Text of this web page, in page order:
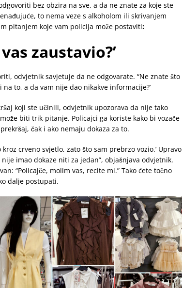
bez obzira na sve, a da ne znate za koje ste
to nema veze s alkoholom ili skrivanjem
pitanjem koje vam policija može postaviti:
zaustavio?’
odvjetnik savjetuje da ne odgovarate. “Ne znate što
to, a da vam nije dao nikakve informacije?’
koji ste učinili, odvjetnik upozorava da nije tako
biti trik-pitanje. Policajci ga koriste kako bi vozače
čak i ako nemaju dokaza za to.
crveno svjetlo, zato što sam prebrzo vozio.’ Upravo
imao dokaze niti za jedan”, objašnjava odvjetnik.
“Policajče, molim vas, recite mi.” Tako ćete točno
dalje postupati.